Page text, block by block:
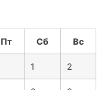
Пт Сб Вс
1 2